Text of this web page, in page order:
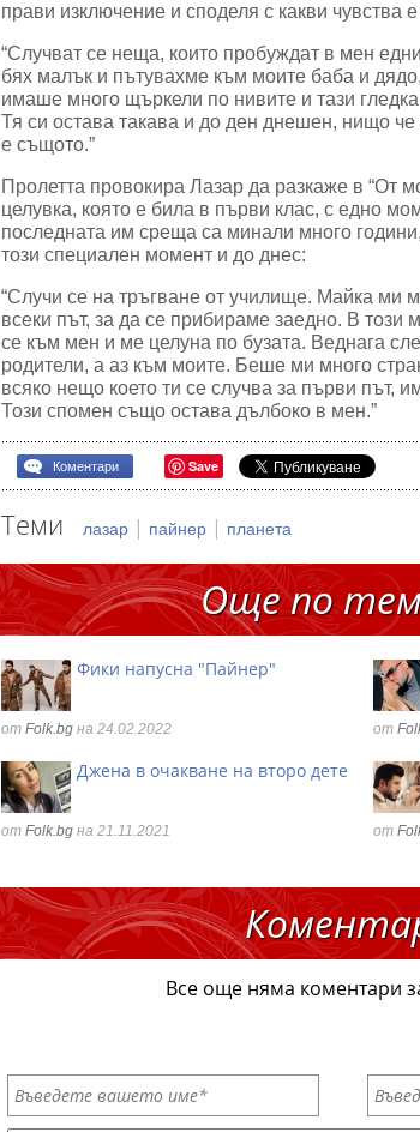
прави изключение и споделя с какви чувства
“Случват се неща, които пробуждат в мен
бях малък и пътувахме към моите баба и
имаше много щъркели по нивите и тази
Тя си остава такава и до ден днешен, нищо
е същото.”
Пролетта провокира Лазар да разкаже в “От
целувка, която е била в първи клас, с едно
последната им среща са минали много
този специален момент и до днес:
“Случи се на тръгване от училище. Майка ми
всеки път, за да се прибираме заедно. В този
се към мен и ме целуна по бузата. Веднага
родители, а аз към моите. Беше ми много
всяко нещо което ти се случва за първи път,
Този спомен също остава дълбоко в мен.”
Коментари Save
Теми лазар | пайнер | планета
Още по
Фики напусна "Пайнер"
от Folk.bg на 24.02.2022 от
Джена в очакване на второ дете
от Folk.bg на 21.11.2021 от
Все още няма коментари